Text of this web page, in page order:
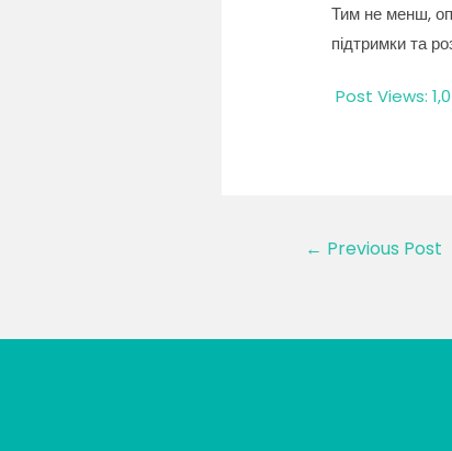
Тим не менш,
підтримки та
Post Views:
← Previous Post